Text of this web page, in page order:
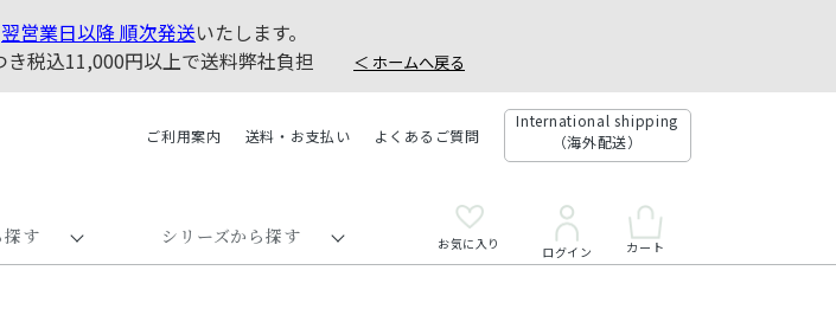
翌営業日以降 順次発送いたします。
き税込11,000円以上で送料弊社負担
＜ ホームへ戻る
ご利用案内 送料・お支払い よくあるご質問
International shipping
（海外配送）
探す シリーズから探す お気に入り ログイン カート